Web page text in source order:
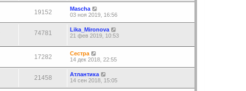
19152
Mascha
03 ноя 2019, 16:56
74781
Lika_Mironova
21 фев 2019, 10:53
17282
Сестра
14 дек 2018, 22:55
21458
Атлантика
14 сен 2018, 15:05